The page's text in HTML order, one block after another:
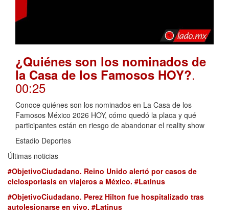
¿Quiénes son los nominados de
la Casa de los Famosos HOY?.
00:25
Conoce quiénes son los nominados en La Casa de los
Famosos México 2026 HOY, cómo quedó la placa y qué
participantes están en riesgo de abandonar el reality show
Estadio Deportes
Últimas noticias
#ObjetivoCiudadano. Reino Unido alertó por casos de
ciclosporiasis en viajeros a México. #Latinus
#ObjetivoCiudadano. Perez Hilton fue hospitalizado tras
autolesionarse en vivo. #Latinus